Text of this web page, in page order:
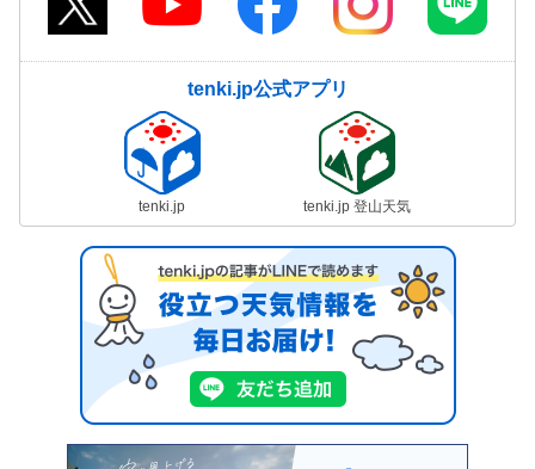
tenki.jp公式アプリ
tenki.jp tenki.jp 登山天気